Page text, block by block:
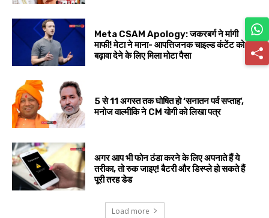
Meta CSAM Apology: जकरबर्ग ने मांगी
माफी! मेटा ने माना- आपत्तिजनक चाइल्ड कंटेंट को
बढ़ावा देने के लिए मिला मोटा पैसा
5 से 11 अगस्त तक घोषित हो ‘सनातन पर्व सप्ताह’,
मनोज वाल्मीकि ने CM योगी को लिखा पत्र
अगर आप भी फोन ठंडा करने के लिए अपनाते हैं ये
तरीका, तो रुक जाइए! बैटरी और डिस्प्ले हो सकते हैं
पूरी तरह डेड
Load more